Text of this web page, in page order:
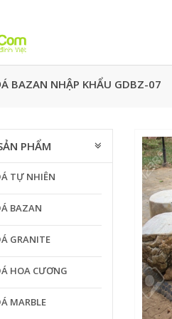
BAZAN NHẬP KHẨU GDBZ-07
PHẨM
TỰ NHIÊN
BAZAN
GRANITE
HOA CƯƠNG
MARBLE